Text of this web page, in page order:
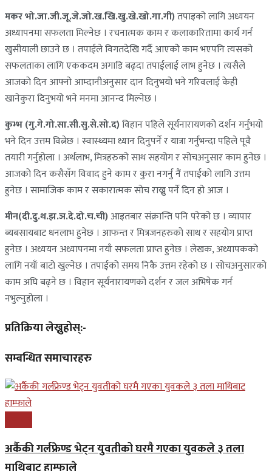
मकर भो.जा.जी.जू.जे.जो.ख.खि.खु.खे.खो.गा.गी)तपाइको लागि अध्ययन
अध्यापनमा सफलता मिल्नेछ । रचनात्मक काम र कलाकारितामा कार्य गर्न
खुसीयाली छाउने छ । तपाईले विगतदेखि गर्दै आएकोे काम भएपनि त्यसको
सफलताका लागि एककदम अगाडि बढ्दा तपाईलाई लाभ हुनेछ । त्यसैले
आजको दिन आफ्नो आम्दानीअनुसार दान दिनुभयो भने गरिवलाई केही
खानेकुरा दिनुभयो भने मनमा आनन्द मिल्नेछ ।
कुम्भ (गु.गे.गो.सा.सी.सु.से.सो.द)विहान पहिले सूर्यनारायणको दर्शन गर्नुभयो
भने दिन उत्तम वित्नेछ । स्वास्थ्यमा ध्यान दिनुपर्ने र यात्रा गर्नुभन्दा पहिले पूवै
तयारी गर्नुहोला । अर्थलाभ, मित्रहरुको साथ सहयोग र सोचअनुसार काम हुनेछ ।
आजको दिन कसैसँग विवाद हुने काम र कुरा नगर्नु नैं तपाईको लागि उत्तम
हुनेछ । सामाजिक काम र सकारात्मक सोच राख्नु पर्ने दिन हो आज ।
मीन(दी.दु.थ.झ.ञ.दे.दो.च.ची)आइतबार संक्रान्ति पनि परेको छ । व्यापार
ब्यबसायबाट धनलाभ हुनेछ । आफन्त र मित्रजनहरुको साथ र सहयोग प्राप्त
हुनेछ । अध्ययन अध्यापनमा नयाँ सफलता प्राप्त हुनेछ । लेखक, अध्यापकको
लागि नयाँ बाटो खुल्नेछ । तपाईको समय निकै उत्तम रहेको छ । सोचअनुसारको
काम अघि बढ्ने छ । विहान सूर्यनारायणको दर्शन र जल अभिषेक गर्न
नभुल्नुहोला ।
प्रतिक्रिया लेख्नुहोस्:-
सम्बन्धित समाचारहरु
अर्कैकी गर्लफ्रेण्ड भेट्न युवतीको घरमै गएका युवकले ३ तला